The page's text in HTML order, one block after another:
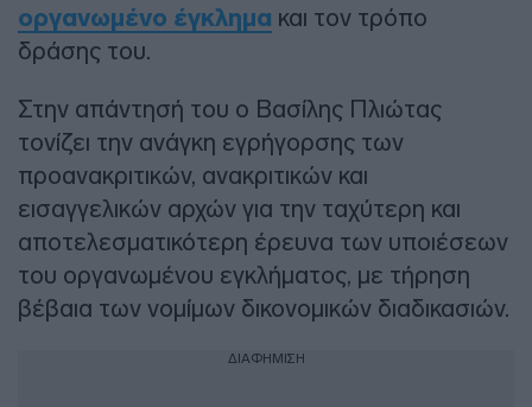
οργανωμένο έγκλημα και τον τρόπο
δράσης του.
Στην απάντησή του ο Βασίλης Πλιώτας
τονίζει την ανάγκη εγρήγορσης των
προανακριτικών, ανακριτικών και
εισαγγελικών αρχών για την ταχύτερη και
αποτελεσματικότερη έρευνα των υποιέσεων
του οργανωμένου εγκλήματος, με τήρηση
βέβαια των νομίμων δικονομικών διαδικασιών.
ΔΙΑΦΗΜΙΣΗ